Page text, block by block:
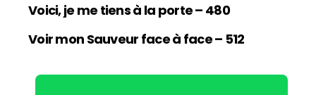
Voici, je me tiens à la porte – 480
Voir mon Sauveur face à face – 512